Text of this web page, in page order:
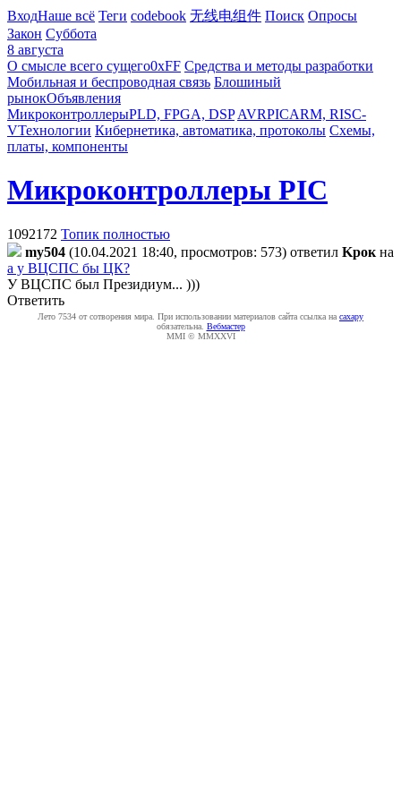
ВходНаше всё Теги codebook 无线电组件 Поиск Опросы
Закон Суббота
8 августа
О смысле всего сущего0xFF Средства и методы разработки
Мобильная и беспроводная связь Блошиный
рынокОбъявления
МикроконтроллерыPLD, FPGA, DSP AVRPICARM, RISC-
VТехнологии Кибернетика, автоматика, протоколы Схемы,
платы, компоненты
Микроконтроллеры PIC
1092172 Топик полностью
my504 (10.04.2021 18:40, просмотров: 573) ответил Kpoк на
а у ВЦСПС бы ЦК?
У ВЦСПС был Президиум... )))
Ответить
Лето 7534 от сотворения мира. При использовании материалов сайта ссылка на caxapу
обязательна. Вебмастер
MMI © MMXXVI